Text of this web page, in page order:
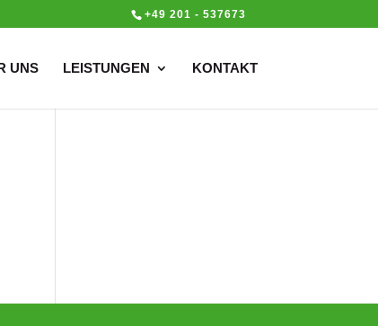
+49 201 - 537673
UNS LEISTUNGEN KONTAKT